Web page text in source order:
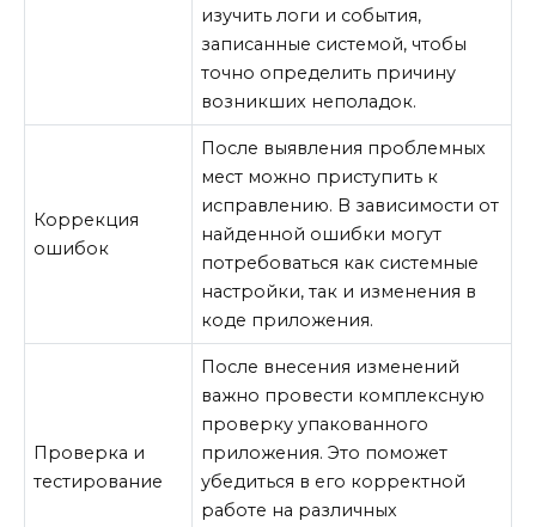
изучить логи и события,
записанные системой, чтобы
точно определить причину
возникших неполадок.
Коррекция
ошибок
После выявления проблемных
мест можно приступить к
исправлению. В зависимости от
найденной ошибки могут
потребоваться как системные
настройки, так и изменения в
коде приложения.
Проверка и
тестирование
После внесения изменений
важно провести комплексную
проверку упакованного
приложения. Это поможет
убедиться в его корректной
работе на различных